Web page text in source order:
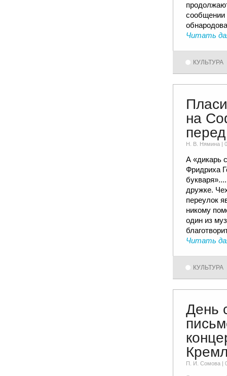
сообщении
Читать
КУЛЬТУРА
на
Н. В. Няминa |
А «дикарь
Фридриха
дружке.
переулок
никому
один из
Читать
КУЛЬТУРА
День
П. И. Сомовa |